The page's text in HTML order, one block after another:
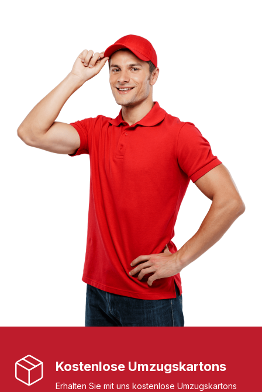
Kostenlose Umzugskartons
Erhalten Sie mit uns kostenlose Umzugskartons